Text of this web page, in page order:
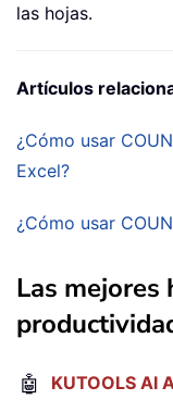
las hojas.
Artículos
¿Cómo usar
Excel?
¿Cómo usar
Las mejores
🤖 KUTOOLS AI